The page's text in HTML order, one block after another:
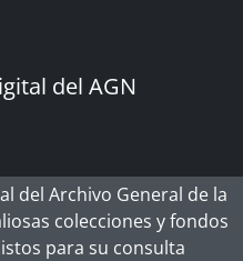
del AGN
del Archivo General de la
colecciones y fondos
para su consulta
instalación] CAJA 34
instalación] CAJA 38
instalación] CAJA 39
instalación] CAJA 40